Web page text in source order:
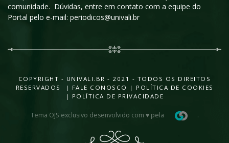
comunidade. Dúvidas, entre em contato com a equipe do
Portal pelo e-mail: periodicos@univali.br
COPYRIGHT - UNIVALI.BR - 2021 - TODOS OS DIREITOS
RESERVADOS |
FALE CONOSCO | POLÍTICA DE COOKIES
| POLÍTICA DE PRIVACIDADE
Tema OJS exclusivo desenvolvido com ♥ pela .